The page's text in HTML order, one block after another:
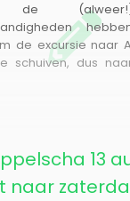
de
de excursie naar
schuiven, dus
13
naar